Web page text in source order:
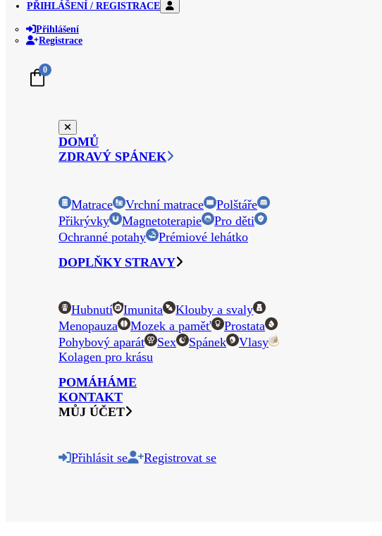
PŘIHLÁŠENÍ / REGISTRACE
Přihlášení
Registrace
0
DOMŮ
ZDRAVÝ SPÁNEK
Matrace Vrchní matrace
Polštáře
Přikrývky
Magnetoterapie
Pro děti
Ochranné potahy
Prémiové lehátko
DOPLŇKY STRAVY
Hubnutí Imunita
Klouby a svaly
Menopauza
Mozek a paměť
Prostata
Pohybový aparát
Sex Spánek
Vlasy
Kolagen pro krásu
POMÁHÁME
KONTAKT
MŮJ ÚČET
Přihlásit se Registrovat se